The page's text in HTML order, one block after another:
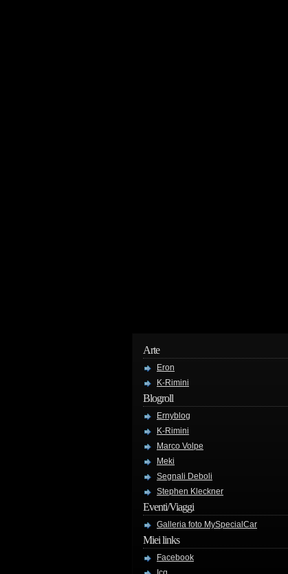
Arte
Eron
K-Rimini
Blogroll
Ernyblog
K-Rimini
Marco Volpe
Meki
Segnali Deboli
Stephen Kleckner
Eventi/Viaggi
Galleria foto MySpecialCar
Miei links
Facebook